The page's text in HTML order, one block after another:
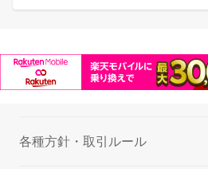
各種方針・取引ルール